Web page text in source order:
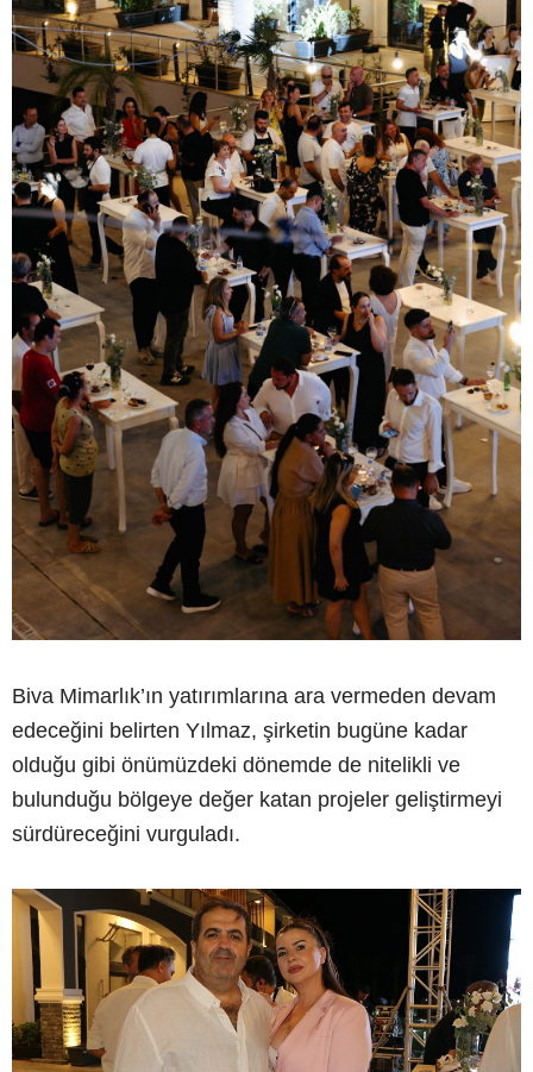
Biva Mimarlık’ın yatırımlarına ara vermeden devam
edeceğini belirten Yılmaz, şirketin bugüne kadar
olduğu gibi önümüzdeki dönemde de nitelikli ve
bulunduğu bölgeye değer katan projeler geliştirmeyi
sürdüreceğini vurguladı.